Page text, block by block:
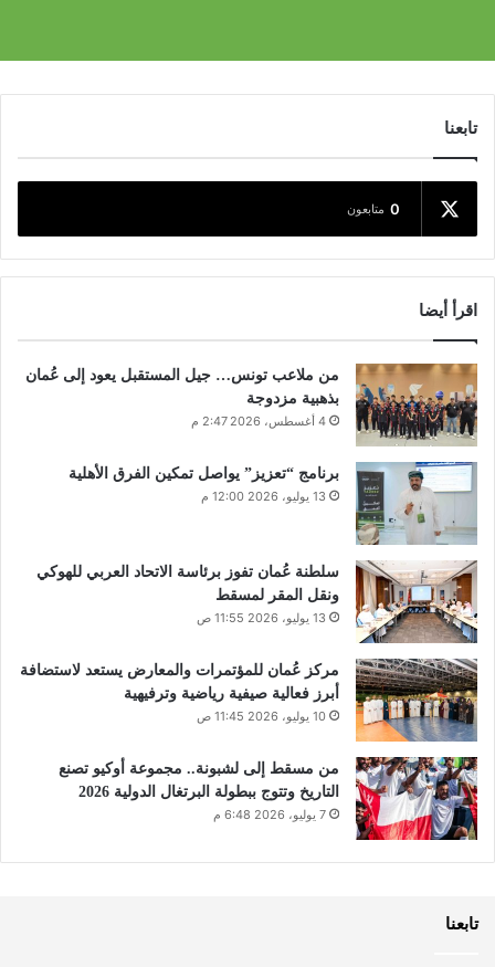
تابعنا
0 متابعون
اقرأ أيضا
من ملاعب تونس… جيل المستقبل يعود إلى عُمان
بذهبية مزدوجة
4 أغسطس، 2026 2:47 م
برنامج “تعزيز” يواصل تمكين الفرق الأهلية
13 يوليو، 2026 12:00 م
سلطنة عُمان تفوز برئاسة الاتحاد العربي للهوكي
ونقل المقر لمسقط
13 يوليو، 2026 11:55 ص
مركز عُمان للمؤتمرات والمعارض يستعد لاستضافة
أبرز فعالية صيفية رياضية وترفيهية
10 يوليو، 2026 11:45 ص
من مسقط إلى لشبونة.. مجموعة أوكيو تصنع
التاريخ وتتوج ببطولة البرتغال الدولية 2026
7 يوليو، 2026 6:48 م
تابعنا